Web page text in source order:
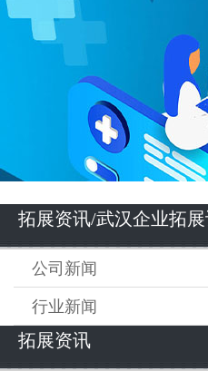
拓展资讯/武汉企业拓
公司新闻
行业新闻
拓展资讯